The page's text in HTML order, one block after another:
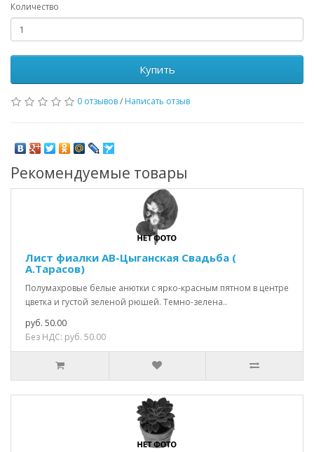
Количество
Купить
0 отзывов/ Написать отзыв
Рекомендуемые товары
Лист фиалки АВ-Цыганская Свадьба (
А.Тарасов)
Полумахровые белые анютки с ярко-красным пятном в центре
цветка и густой зеленой рюшей. Темно-зелена..
руб. 50.00
Без НДС: руб. 50.00